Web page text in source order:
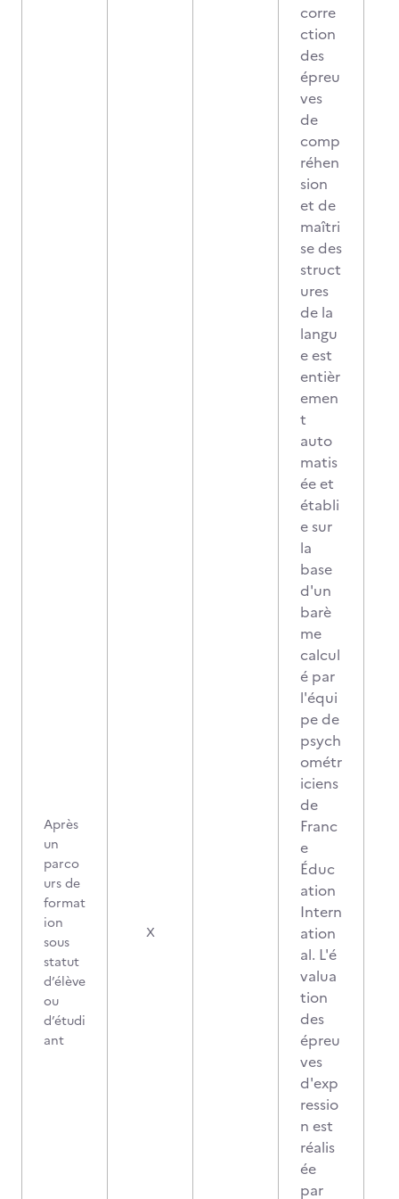
Après
un
parco
urs de
format
ion
sous
statut
d’élève
ou
d’étudi
ant
X
corre
ction
des
épreu
ves
de
comp
réhen
sion
et de
maîtri
se des
struct
ures
de la
langu
e est
entièr
emen
t
auto
matis
ée et
établi
e sur
la
base
d'un
barè
me
calcul
é par
l'équi
pe de
psych
ométr
iciens
de
Franc
e
Éduc
ation
Intern
ation
al. L'é
valua
tion
des
épreu
ves
d'exp
ressio
n est
réalis
ée
par